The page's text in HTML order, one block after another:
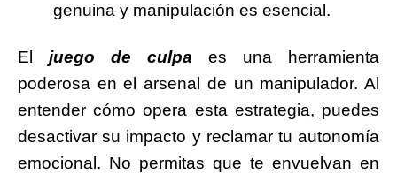
genuina y manipulación es esencial.
El juego de culpa es una herramienta
poderosa en el arsenal de un manipulador. Al
entender cómo opera esta estrategia, puedes
desactivar su impacto y reclamar tu autonomía
emocional. No permitas que te envuelvan en